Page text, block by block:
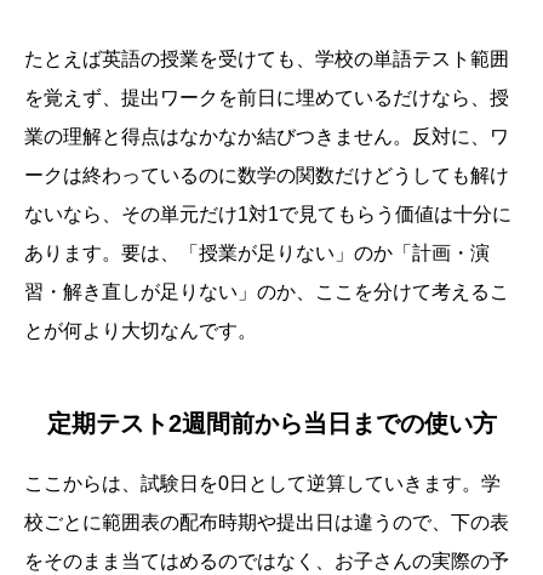
たとえば英語の授業を受けても、学校の単語テスト範囲
を覚えず、提出ワークを前日に埋めているだけなら、授
業の理解と得点はなかなか結びつきません。反対に、ワ
ークは終わっているのに数学の関数だけどうしても解け
ないなら、その単元だけ1対1で見てもらう価値は十分に
あります。要は、「授業が足りない」のか「計画・演
習・解き直しが足りない」のか、ここを分けて考えるこ
とが何より大切なんです。
定期テスト2週間前から当日までの使い方
ここからは、試験日を0日として逆算していきます。学
校ごとに範囲表の配布時期や提出日は違うので、下の表
をそのまま当てはめるのではなく、お子さんの実際の予